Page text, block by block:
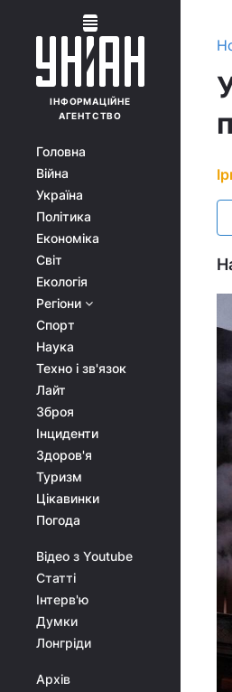
ІНФОРМАЦІЙНЕ
АГЕНТСТВО
Головна
Війна
Україна
Політика
Економіка
Світ
Екологія
Регіони
Спорт
Наука
Техно і зв'язок
Лайт
Зброя
Інциденти
Здоров'я
Туризм
Цікавинки
Погода
Відео з Youtube
Статті
Інтерв'ю
Думки
Лонгріди
Архів